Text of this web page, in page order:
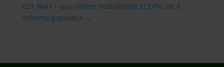
021 9641 – una dintre modalitățile ECOTIC de a
informa populația →